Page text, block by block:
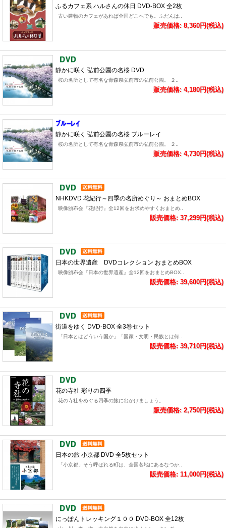
ふるカフェ系 ハルさんの休日 DVD-BOX 全2枚
古い建物のカフェがあれば全国どこへでも。ふだんは..
販売価格: 8,360円(税込)
静かに咲く 弘前公園の名桜 DVD
桜の名所として有名な青森県弘前市の弘前公園。 ２..
販売価格: 4,180円(税込)
静かに咲く 弘前公園の名桜 ブルーレイ
桜の名所として有名な青森県弘前市の弘前公園。 ２..
販売価格: 4,730円(税込)
NHKDVD 花紀行～四季の名所めぐり～ おまとめBOX
映像頒布会『花紀行』全12回をお求めやすくおまとめ..
販売価格: 37,299円(税込)
日本の世界遺産 DVDコレクション おまとめBOX
映像頒布会『日本の世界遺産』全12回をおまとめBOX..
販売価格: 39,600円(税込)
街道をゆく DVD-BOX 全3巻セット
「日本とはどういう国か」「国家・文明・民族とは何..
販売価格: 39,710円(税込)
花の寺社 彩りの四季
花の寺社をめぐる四季の旅に出かけましょう。
販売価格: 2,750円(税込)
日本の旅 小京都 DVD 全5枚セット
「小京都」そう呼ばれる町は、全国各地にあるなつか..
販売価格: 11,000円(税込)
にっぽんトレッキング１００ DVD-BOX 全12枚